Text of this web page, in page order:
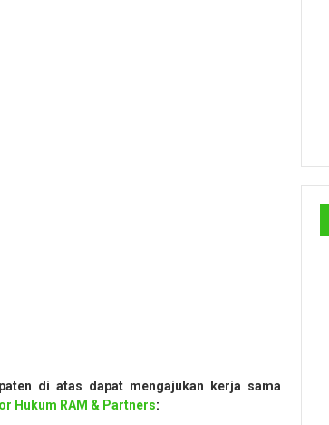
di atas dapat mengajukan kerja sama
Hukum RAM & Partners: